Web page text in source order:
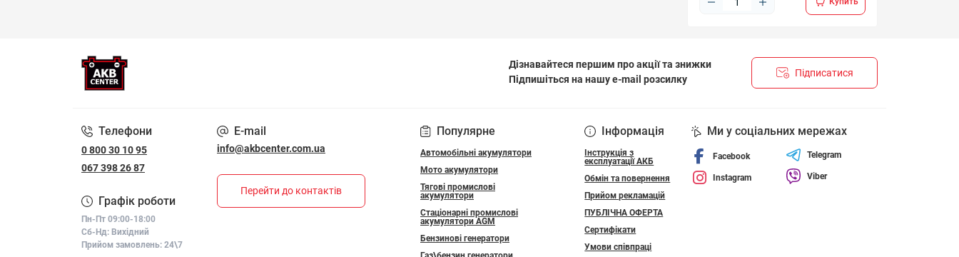
Дізнавайтеся першим про акції та знижки
Підпишіться на нашу e-mail розсилку
Підписатися
Телефони
0 800 30 10 95
067 398 26 87
Графік роботи
Пн-Пт 09:00-18:00
Сб-Нд: Вихідний
Прийом замовлень: 24\7
E-mail
info@akbcenter.com.ua
Перейти до контактів
Популярне
Автомобільні акумулятори
Мото акумулятори
Тягові промислові
акумулятори
Стаціонарні промислові
акумулятори АGM
Бензинові генератори
Інформація
Інструкція з
експлуатації АКБ
Обмін та повернення
Прийом рекламацій
ПУБЛІЧНА ОФЕРТА
Сертифікати
Умови співпраці
Ми у соціальних мережах
Facebook
Instagram
Telegram
Viber